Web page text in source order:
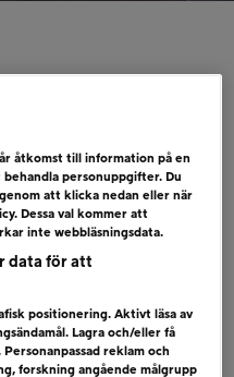
TREADING WATER
TOO YOUNG
– PERFECT
LOVATO – ÉCHAME
– DREAMER
WOLVES
åtkomst till information på en
personuppgifter. Du
att klicka nedan eller när
Dessa val kommer att
inte webbläsningsdata.
data för att
positionering. Aktivt läsa av
Lagra och/eller få
reklam och
forskning angående målgrupp